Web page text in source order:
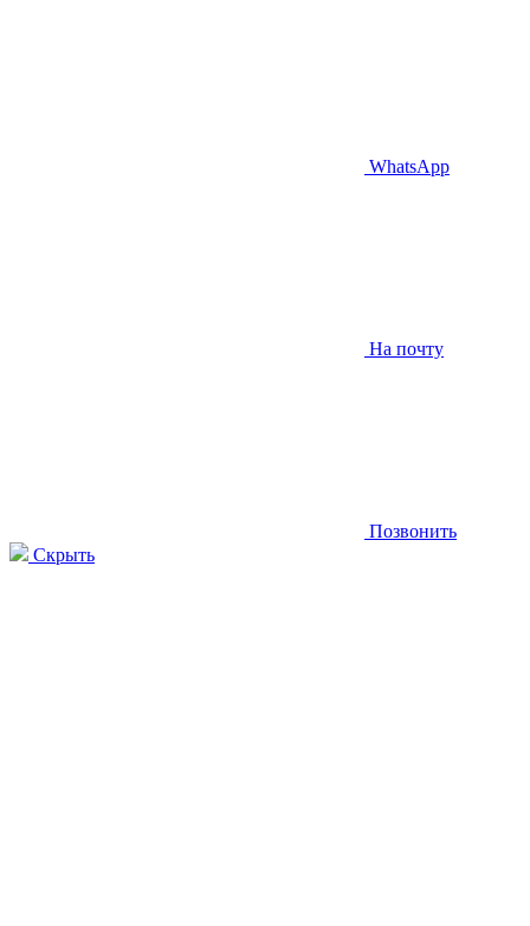
WhatsApp
На почту
Позвонить
Скрыть